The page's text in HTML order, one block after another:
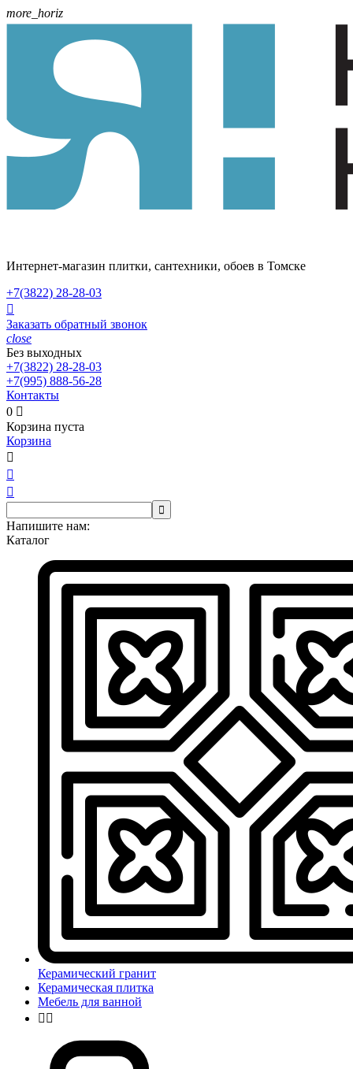
more_horiz
Интернет-магазин плитки, сантехники, обоев в Томске
+7(3822) 28-28-03

Заказать обратный звонок
close
Без выходных
+7(3822) 28-28-03
+7(995) 888-56-28
Контакты
0 
Корзина пуста
Корзина




Напишите нам:
Каталог
Керамический гранит
Керамическая плитка
Мебель для ванной
 